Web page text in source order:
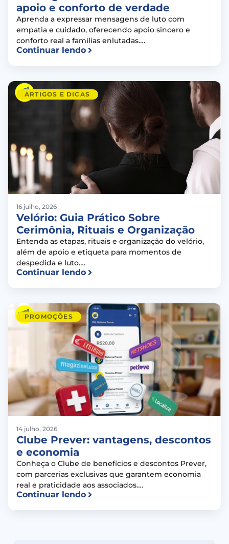
apoio e conforto de verdade
Aprenda a expressar mensagens de luto com
empatia e cuidado, oferecendo apoio sincero e
conforto real a famílias enlutadas….
Continuar lendo
ARTIGOS E DICAS
16 julho, 2026
Velório: Guia Prático Sobre
Cerimônia, Rituais e Organização
Entenda as etapas, rituais e organização do velório,
além de apoio e etiqueta para momentos de
despedida e luto….
Continuar lendo
PROMOÇÕES
14 julho, 2026
Clube Prever: vantagens, descontos
e economia
Conheça o Clube de benefícios e descontos Prever,
com parcerias exclusivas que garantem economia
real e praticidade aos associados….
Continuar lendo